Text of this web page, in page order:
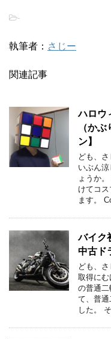
-
執筆者： さじー
関連記事
ハロウ
（か
ン】
ども、
いぶん
ょうか
けてコ
ます。
バイク
中古ド
ども、
取得に
の普通
て、普通
した。